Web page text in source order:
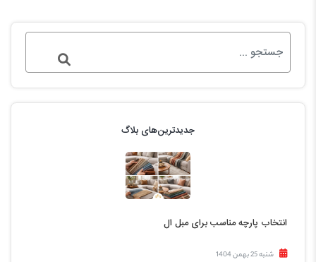
جدیدترین‌های بلاگ
انتخاب پارچه مناسب برای مبل ال
شنبه 25 بهمن 1404